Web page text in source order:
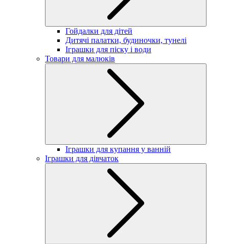
Гойдалки для дітей
Дитячі палатки, будиночки, тунелі
Іграшки для піску і води
Товари для малюків
Іграшки для купання у ванній
Іграшки для дівчаток